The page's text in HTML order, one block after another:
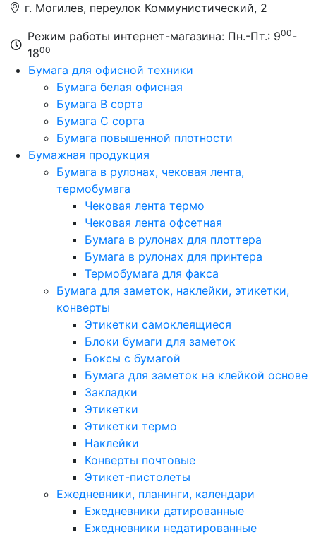
г. Могилев, переулок Коммунистический, 2
Режим работы интернет-магазина: Пн.-Пт.: 900-
1800
Бумага для офисной техники
Бумага белая офисная
Бумага B сорта
Бумага C сорта
Бумага повышенной плотности
Бумажная продукция
Бумага в рулонах, чековая лента,
термобумага
Чековая лента термо
Чековая лента офсетная
Бумага в рулонах для плоттера
Бумага в рулонах для принтера
Термобумага для факса
Бумага для заметок, наклейки, этикетки,
конверты
Этикетки самоклеящиеся
Блоки бумаги для заметок
Боксы с бумагой
Бумага для заметок на клейкой основе
Закладки
Этикетки
Этикетки термо
Наклейки
Конверты почтовые
Этикет-пистолеты
Ежедневники, планинги, календари
Ежедневники датированные
Ежедневники недатированные